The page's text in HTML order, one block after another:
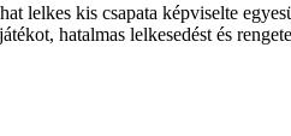
lelkes kis csapata képviselte
hatalmas lelkesedést és